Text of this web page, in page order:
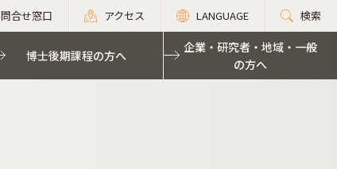
問合せ窓口 アクセス LANGUAGE 検索
博士後期課程の方へ
企業・研究者・地域・一般
の方へ